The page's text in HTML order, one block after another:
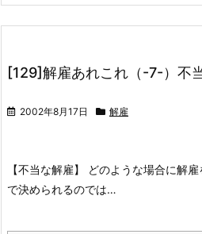
[129]解雇あれこれ（-7-）不
2002年8月17日 解雇
【不当な解雇】 どのような場合に解
で決められるのでは…